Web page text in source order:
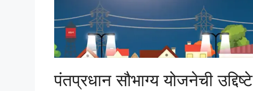
पंतप्रधान सौभाग्य योजनेची उद्दिष्टे